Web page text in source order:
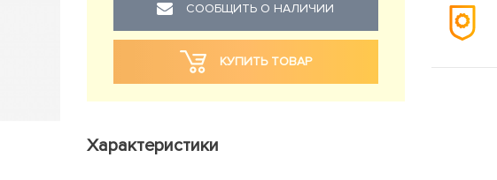
СООБЩИТЬ О НАЛИЧИИ
КУПИТЬ ТОВАР
Характеристики